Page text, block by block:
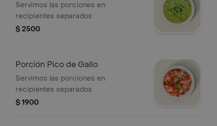
Servimos las porciones en
recipientes separados
$ 2500
Porción Pico de Gallo
Servimos las porciones en
recipientes separados
$ 1900